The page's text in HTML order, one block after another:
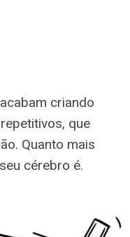
criando
que
Quanto mais
cérebro é.